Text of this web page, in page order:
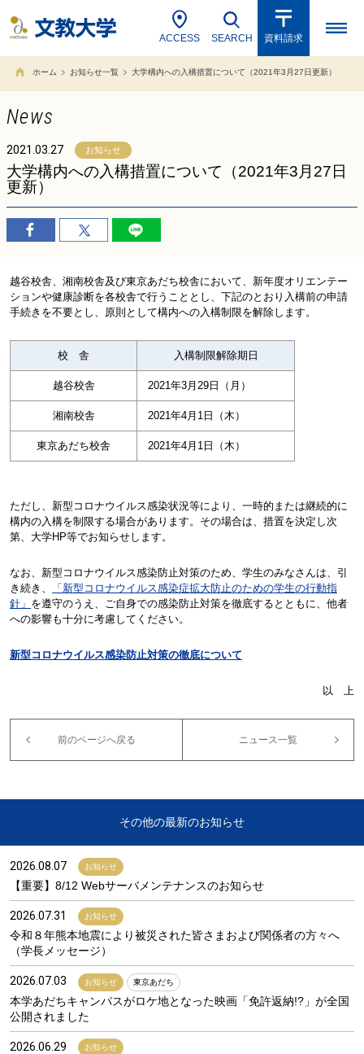
ACCESS SEARCH 資料請求
News
2021.03.27 お知らせ
大学構内への入構措置について（2021年3月27日
更新）
ホーム お知らせ一覧 大学構内への入構措置について（2021年3月27日更新）
越谷校舎、湘南校舎及び東京あだち校舎において、新年度オリエンテー
ションや健康診断を各校舎で行うこととし、下記のとおり入構前の申請
手続きを不要とし、原則として構内への入構制限を解除します。
校 舎 入構制限解除期日
越谷校舎 2021年3月29 日（月）
湘南校舎 2021年4月 1 日（木）
東京あだち校舎 2021年4月 1 日（木）
ただし、新型コロナウイルス感染状況等により、一時的または継続的に
構内の入構を制限する場合があります。その場合は、措置を決定し次
第、大学HP等でお知らせします。
なお、新型コロナウイルス感染防止対策のため、学生のみなさんは、引
き続き、
「新型コロナウイルス感染症拡大防止のための学生の行動指
針」 を遵守のうえ、ご自身での感染防止対策を徹底するとともに、他者
への影響も十分に考慮してください。
新型コロナウイルス感染防止対策の徹底について
以 上
前のページへ戻る ニュース一覧
その他の最新のお知らせ
2026.08.07 お知らせ
【重要】8/12 Webサーバメンテナンスのお知らせ
2026.07.31 お知らせ
令和８年熊本地震により被災された皆さまおよび関係者の方々へ
（学長メッセージ）
2026.07.03 お知らせ 東京あだち
本学あだちキャンパスがロケ地となった映画「免許返納!?」が全国
公開されました
2026.06.29 お知らせ